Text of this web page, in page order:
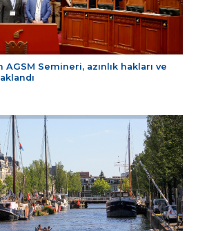
Semineri, azınlık hakları ve